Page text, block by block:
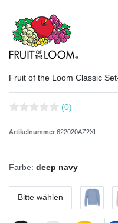
Fruit of the Loom Classic
(0)
Artikelnummer 622020AZ2XL
Farbe: deep navy
Bitte wählen